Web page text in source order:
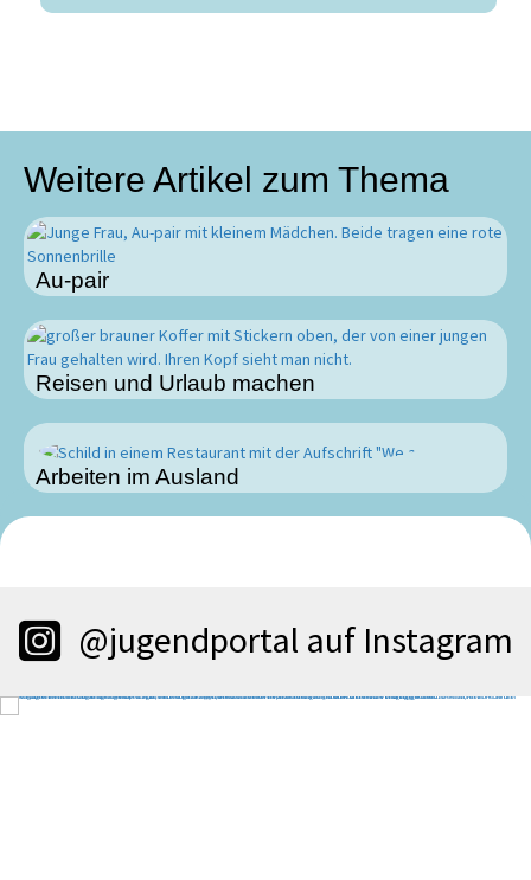
Weitere Artikel zum Thema
Au-pair
Reisen und Urlaub machen
Arbeiten im Ausland
@jugendportal auf Instagram